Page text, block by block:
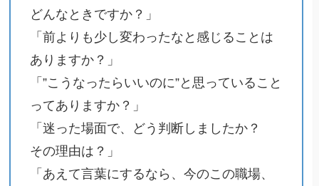
どんなときですか？」
「前よりも少し変わったなと感じることは
ありますか？」
「”こうなったらいいのに”と思っていること
ってありますか？」
「迷った場面で、どう判断しましたか？
その理由は？」
「あえて言葉にするなら、今のこの職場、